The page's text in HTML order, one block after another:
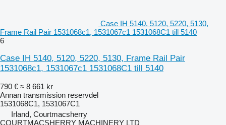
Case IH 5140, 5120, 5220, 5130,
Frame Rail Pair 1531068c1, 1531067c1 1531068C1 till 5140
6
Case IH 5140, 5120, 5220, 5130, Frame Rail Pair
1531068c1, 1531067c1 1531068C1 till 5140
790 € ≈ 8 661 kr
Annan transmission reservdel
1531068C1, 1531067C1
Irland, Courtmacsherry
COURTMACSHERRY MACHINERY LTD